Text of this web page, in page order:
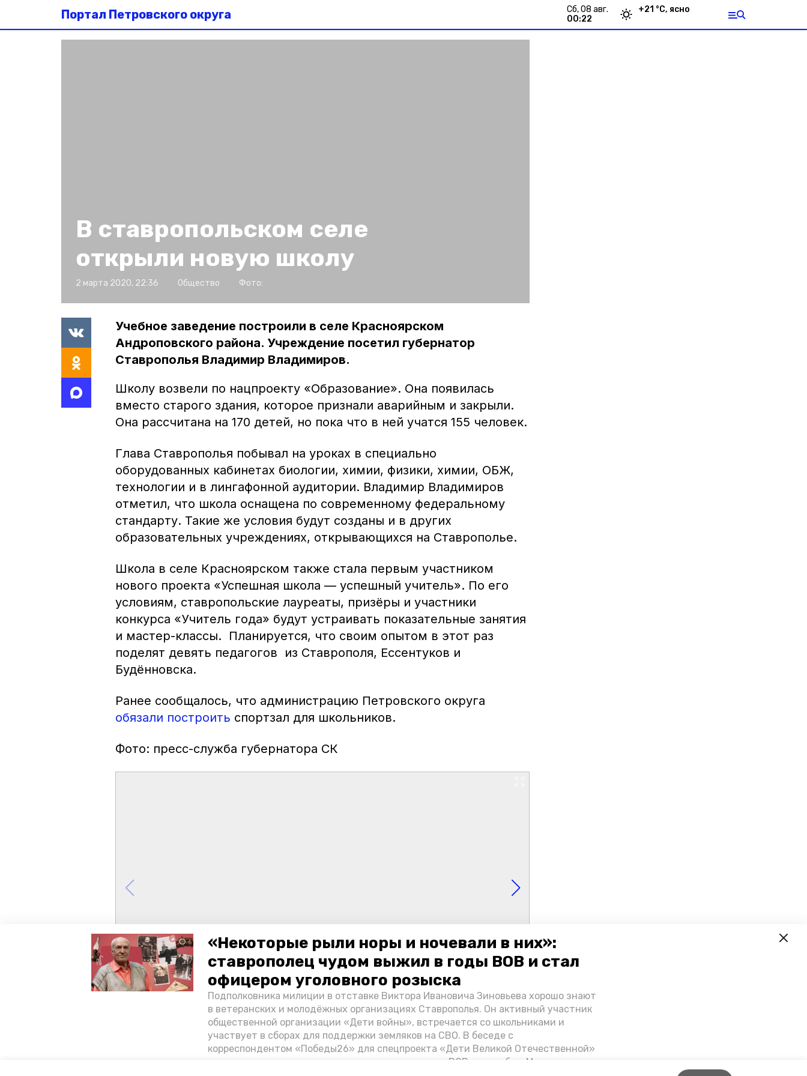
«Некоторые рыли норы и ночевали в них»:
ставрополец чудом выжил в годы ВОВ и стал
офицером уголовного розыска
Подполковника милиции в отставке Виктора Ивановича Зиновьева хорошо знают
в ветеранских и молодёжных организациях Ставрополья. Он активный участник
общественной организации «Дети войны», встречается со школьниками и
участвует в сборах для поддержки земляков на СВО. В беседе с
корреспондентом «Победы26» для спецпроекта «Дети Великой Отечественной»
ветеран рассказал о зверствах оккупантов в годы ВОВ, о службе в Москве,
Портал Петровского округа
сб, 08 авг.
00:22
+21 °С, ясно
В ставропольском селе
открыли новую школу
2 марта 2020, 22:36 Общество Фото:
Учебное заведение построили в селе Красноярском
Андроповского района. Учреждение посетил губернатор
Ставрополья Владимир Владимиров.
Школу возвели по нацпроекту «Образование». Она появилась
вместо старого здания, которое признали аварийным и закрыли.
Она рассчитана на 170 детей, но пока что в ней учатся 155 человек.
Глава Ставрополья побывал на уроках в специально
оборудованных кабинетах биологии, химии, физики, химии, ОБЖ,
технологии и в лингафонной аудитории. Владимир Владимиров
отметил, что школа оснащена по современному федеральному
стандарту. Такие же условия будут созданы и в других
образовательных учреждениях, открывающихся на Ставрополье.
Школа в селе Красноярском также стала первым участником
нового проекта «Успешная школа — успешный учитель». По его
условиям, ставропольские лауреаты, призёры и участники
конкурса «Учитель года» будут устраивать показательные занятия
и мастер-классы. Планируется, что своим опытом в этот раз
поделят девять педагогов из Ставрополя, Ессентуков и
Будённовска.
Ранее сообщалось, что администрацию Петровского округа
обязали построить спортзал для школьников.
Фото: пресс-служба губернатора СК